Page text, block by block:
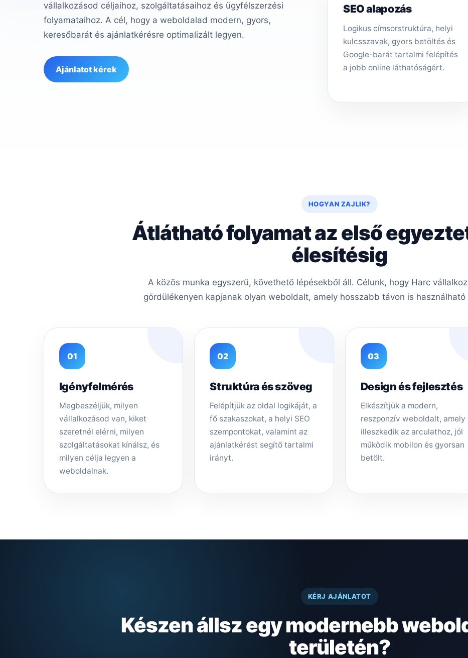
vállalkozásod céljaihoz, szolgáltatásaihoz és ügyfélszerzési
folyamataihoz. A cél, hogy a weboldalad modern, gyors,
keresőbarát és ajánlatkérésre optimalizált legyen.
Ajánlatot kérek
SEO alapozás
Logikus címsorstruktúra, helyi
kulcsszavak, gyors betöltés és
Google-barát tartalmi felépítés
a jobb online láthatóságért.
HOGYAN ZAJLIK?
Átlátható folyamat az első
élesítésig
A közös munka egyszerű, követhető lépésekből áll. Célunk, hogy Harc
gördülékenyen kapjanak olyan weboldalt, amely hosszabb távon is
01
Igényfelmérés
Megbeszéljük, milyen
vállalkozásod van, kiket
szeretnél elérni, milyen
szolgáltatásokat kínálsz, és
milyen célja legyen a
weboldalnak.
02
Struktúra és szöveg
Felépítjük az oldal logikáját, a
fő szakaszokat, a helyi SEO
szempontokat, valamint az
ajánlatkérést segítő tartalmi
irányt.
03
Design és fejlesztés
Elkészítjük a modern,
reszponzív weboldalt, amely
illeszkedik az arculathoz, jól
működik mobilon és gyorsan
betölt.
KÉRJ AJÁNLATOT
Készen állsz egy modernebb
területén?